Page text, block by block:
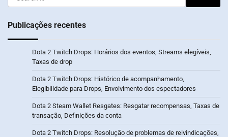
for:
Publicações recentes
Dota 2 Twitch Drops: Horários dos eventos, Streams elegíveis,
Taxas de drop
Dota 2 Twitch Drops: Histórico de acompanhamento,
Elegibilidade para Drops, Envolvimento dos espectadores
Dota 2 Steam Wallet Resgates: Resgatar recompensas, Taxas de
transação, Definições da conta
Dota 2 Twitch Drops: Resolução de problemas de reivindicações,